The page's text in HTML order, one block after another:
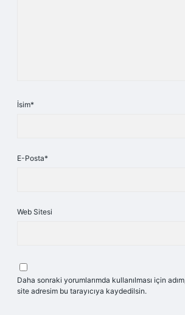
İsim*
E-Posta*
Web Sitesi
Daha sonraki yorumlarımda kullanılması için
site adresim bu tarayıcıya kaydedilsin.